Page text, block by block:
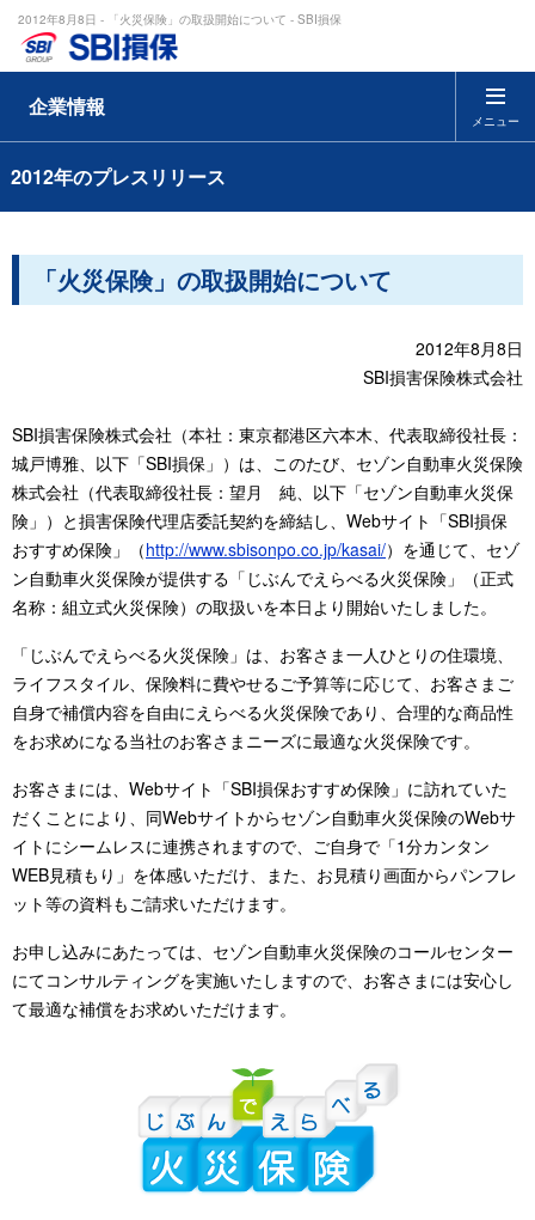
2012年8月8日 - 「火災保険」の取扱開始について - SBI損保
メニュー
企業情報
2012年のプレスリリース
「火災保険」の取扱開始について
2012年8月8日
SBI損害保険株式会社
SBI損害保険株式会社（本社：東京都港区六本木、代表取締役社長：
城戸博雅、以下「SBI損保」）は、このたび、セゾン自動車火災保険
株式会社（代表取締役社長：望月 純、以下「セゾン自動車火災保
険」）と損害保険代理店委託契約を締結し、Webサイト「SBI損保
おすすめ保険」（http://www.sbisonpo.co.jp/kasai/）を通じて、セゾ
ン自動車火災保険が提供する「じぶんでえらべる火災保険」（正式
名称：組立式火災保険）の取扱いを本日より開始いたしました。
「じぶんでえらべる火災保険」は、お客さま一人ひとりの住環境、
ライフスタイル、保険料に費やせるご予算等に応じて、お客さまご
自身で補償内容を自由にえらべる火災保険であり、合理的な商品性
をお求めになる当社のお客さまニーズに最適な火災保険です。
お客さまには、Webサイト「SBI損保おすすめ保険」に訪れていた
だくことにより、同Webサイトからセゾン自動車火災保険のWebサ
イトにシームレスに連携されますので、ご自身で「1分カンタン
WEB見積もり」を体感いただけ、また、お見積り画面からパンフレ
ット等の資料もご請求いただけます。
お申し込みにあたっては、セゾン自動車火災保険のコールセンター
にてコンサルティングを実施いたしますので、お客さまには安心し
て最適な補償をお求めいただけます。